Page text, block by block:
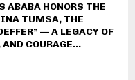
HONORS THE
TUMSA, THE
— A LEGACY OF
COURAGE...